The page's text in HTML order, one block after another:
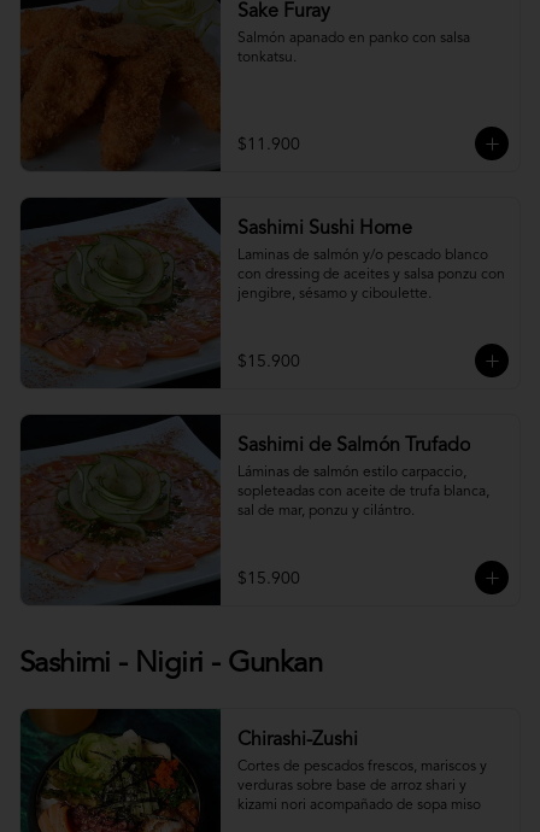
Sake Furay
Salmón apanado en panko con salsa
tonkatsu.
$11.900
Sashimi Sushi Home
Laminas de salmón y/o pescado blanco
con dressing de aceites y salsa ponzu con
jengibre, sésamo y ciboulette.
$15.900
Sashimi de Salmón Trufado
Láminas de salmón estilo carpaccio,
sopleteadas con aceite de trufa blanca,
sal de mar, ponzu y cilántro.
$15.900
Sashimi - Nigiri - Gunkan
Chirashi-Zushi
Cortes de pescados frescos, mariscos y
verduras sobre base de arroz shari y
kizami nori acompañado de sopa miso